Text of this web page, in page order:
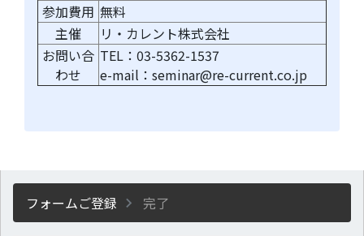
参加費用 無料
主催
リ・カレント株式会社
お問い合
わせ
TEL：03-5362-1537
e-mail：seminar@re-current.co.jp
フォームご登録 完了